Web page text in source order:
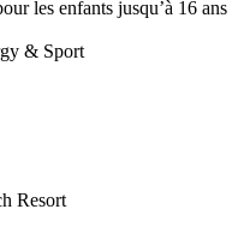
les enfants jusqu’à 16 ans
& Sport
Resort